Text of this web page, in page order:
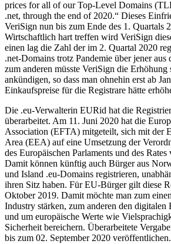
prices for all of our Top-Level Domains
.net, through the end of 2020.“ Dieses
VeriSign nun bis zum Ende des 1. Quartals
Wirtschaftlich hart treffen wird VeriSign
einen lag die Zahl der im 2. Quartal 2020
.net-Domains trotz Pandemie über jener aus
zum anderen müsste VeriSign die Erhöhung
ankündigen, so dass man ohnehin erst ab
Einkaufspreise für die Registrare hätte
Die .eu-Verwalterin EURid hat die
überarbeitet. Am 11. Juni 2020 hat die
Association (EFTA) mitgeteilt, sich mit der
Area (EEA) auf eine Umsetzung der
des Europäischen Parlaments und des Rates
Damit können künftig auch Bürger aus
und Island .eu-Domains registrieren,
ihren Sitz haben. Für EU-Bürger gilt diese
Oktober 2019. Damit möchte man zum
Industry stärken, zum anderen den digitalen
und um europäische Werte wie
Sicherheit bereichern. Überarbeitete
bis zum 02. September 2020 veröffentlichen.